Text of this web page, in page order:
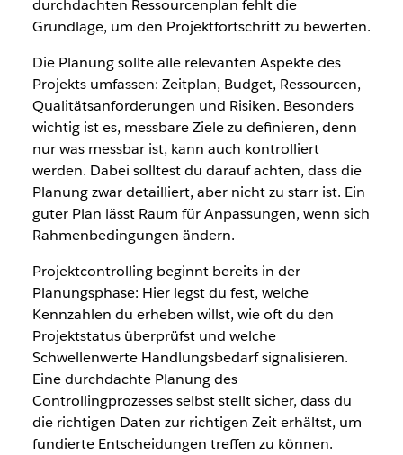
durchdachten Ressourcenplan fehlt die
Grundlage, um den Projektfortschritt zu bewerten.
Die Planung sollte alle relevanten Aspekte des
Projekts umfassen: Zeitplan, Budget, Ressourcen,
Qualitätsanforderungen und Risiken. Besonders
wichtig ist es, messbare Ziele zu definieren, denn
nur was messbar ist, kann auch kontrolliert
werden. Dabei solltest du darauf achten, dass die
Planung zwar detailliert, aber nicht zu starr ist. Ein
guter Plan lässt Raum für Anpassungen, wenn sich
Rahmenbedingungen ändern.
Projektcontrolling beginnt bereits in der
Planungsphase: Hier legst du fest, welche
Kennzahlen du erheben willst, wie oft du den
Projektstatus überprüfst und welche
Schwellenwerte Handlungsbedarf signalisieren.
Eine durchdachte Planung des
Controllingprozesses selbst stellt sicher, dass du
die richtigen Daten zur richtigen Zeit erhältst, um
fundierte Entscheidungen treffen zu können.